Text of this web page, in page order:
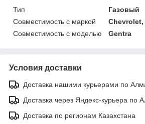
Тип
Газовый
Совместимость с маркой
Chevrolet,
Совместимость с моделью
Gentra
Условия доставки
Доставка нашими курьерами по
Доставка через Яндекс-курьера по
Доставка по регионам Казахстана